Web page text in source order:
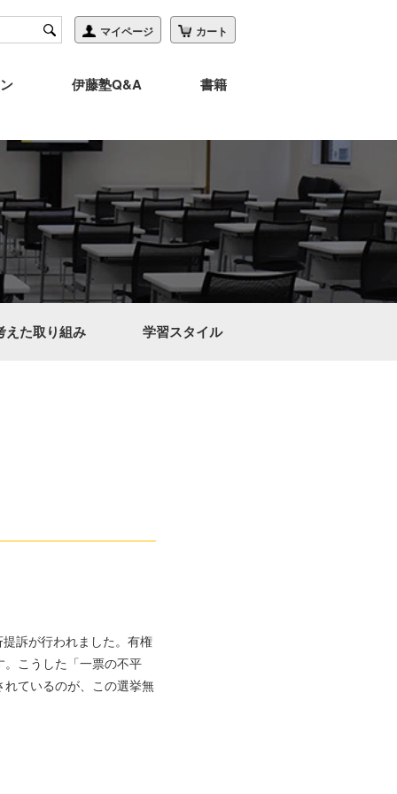
伊藤塾Q&A 書籍
えた取り組み 学習スタイル
訴が行われました。有権
こうした「一票の不平
ているのが、この選挙無